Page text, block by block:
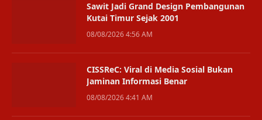
Sawit Jadi Grand Design Pembangunan
Kutai Timur Sejak 2001
08/08/2026 4:56 AM
CISSReC: Viral di Media Sosial Bukan
Jaminan Informasi Benar
08/08/2026 4:41 AM